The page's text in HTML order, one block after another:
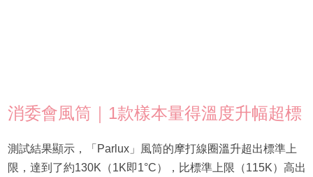
消委會風筒｜1款樣本量得溫度升幅超標
測試結果顯示，「Parlux」風筒的摩打線圈溫升超出標準上
限，達到了約130K（1K即1°C），比標準上限（115K）高出